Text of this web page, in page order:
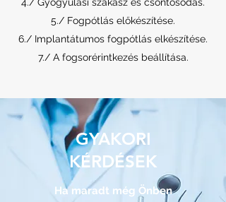
5./ Fogpótlás előkészítése.
6./ Implantátumos fogpótlás elkészítése.
7./ A fogsorérintkezés beállítása.
GYAKORI
KÉRDÉSEK
Ha maradt még Önben